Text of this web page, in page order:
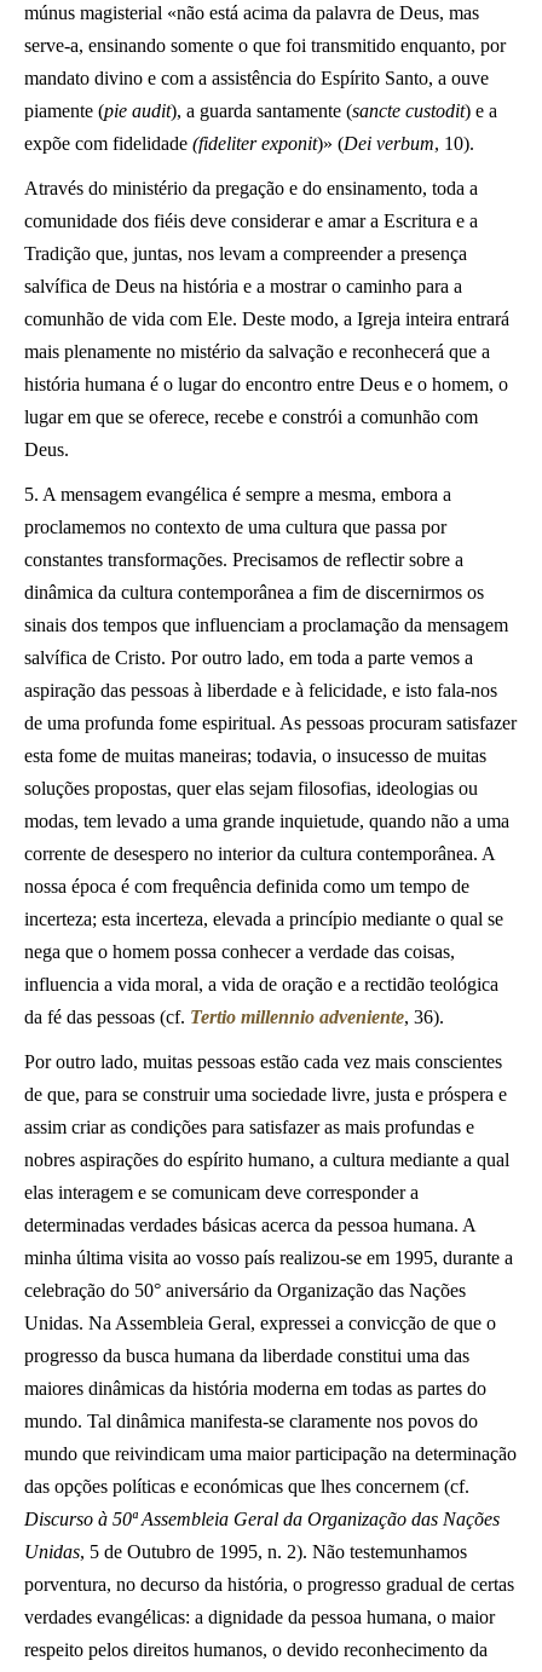
múnus magisterial «não está acima da palavra de Deus, mas
serve-a, ensinando somente o que foi transmitido enquanto, por
mandato divino e com a assistência do Espírito Santo, a ouve
piamente (pie audit), a guarda santamente (sancte custodit) e a
expõe com fidelidade (fideliter exponit)» (Dei verbum, 10).
Através do ministério da pregação e do ensinamento, toda a
comunidade dos fiéis deve considerar e amar a Escritura e a
Tradição que, juntas, nos levam a compreender a presença
salvífica de Deus na história e a mostrar o caminho para a
comunhão de vida com Ele. Deste modo, a Igreja inteira entrará
mais plenamente no mistério da salvação e reconhecerá que a
história humana é o lugar do encontro entre Deus e o homem, o
lugar em que se oferece, recebe e constrói a comunhão com
Deus.
5. A mensagem evangélica é sempre a mesma, embora a
proclamemos no contexto de uma cultura que passa por
constantes transformações. Precisamos de reflectir sobre a
dinâmica da cultura contemporânea a fim de discernirmos os
sinais dos tempos que influenciam a proclamação da mensagem
salvífica de Cristo. Por outro lado, em toda a parte vemos a
aspiração das pessoas à liberdade e à felicidade, e isto fala-nos
de uma profunda fome espiritual. As pessoas procuram satisfazer
esta fome de muitas maneiras; todavia, o insucesso de muitas
soluções propostas, quer elas sejam filosofias, ideologias ou
modas, tem levado a uma grande inquietude, quando não a uma
corrente de desespero no interior da cultura contemporânea. A
nossa época é com frequência definida como um tempo de
incerteza; esta incerteza, elevada a princípio mediante o qual se
nega que o homem possa conhecer a verdade das coisas,
influencia a vida moral, a vida de oração e a rectidão teológica
da fé das pessoas (cf. Tertio millennio adveniente, 36).
Por outro lado, muitas pessoas estão cada vez mais conscientes
de que, para se construir uma sociedade livre, justa e próspera e
assim criar as condições para satisfazer as mais profundas e
nobres aspirações do espírito humano, a cultura mediante a qual
elas interagem e se comunicam deve corresponder a
determinadas verdades básicas acerca da pessoa humana. A
minha última visita ao vosso país realizou-se em 1995, durante a
celebração do 50° aniversário da Organização das Nações
Unidas. Na Assembleia Geral, expressei a convicção de que o
progresso da busca humana da liberdade constitui uma das
maiores dinâmicas da história moderna em todas as partes do
mundo. Tal dinâmica manifesta-se claramente nos povos do
mundo que reivindicam uma maior participação na determinação
das opções políticas e económicas que lhes concernem (cf.
Discurso à 50ª Assembleia Geral da Organização das Nações
Unidas, 5 de Outubro de 1995, n. 2). Não testemunhamos
porventura, no decurso da história, o progresso gradual de certas
verdades evangélicas: a dignidade da pessoa humana, o maior
respeito pelos direitos humanos, o devido reconhecimento da